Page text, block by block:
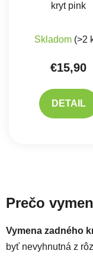
kryt pink
Skladom (>2
€15,90
DETAIL
Prečo
Vymena zadného
byť nevyhnutná z